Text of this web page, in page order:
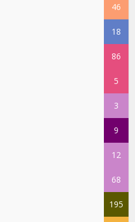
46
18
86
5
3
9
12
68
195